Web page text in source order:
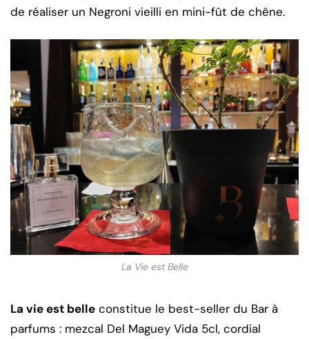
de réaliser un Negroni vieilli en mini-fût de chêne.
La Vie est Belle
La vie est belle constitue le best-seller du Bar à
parfums : mezcal Del Maguey Vida 5cl, cordial